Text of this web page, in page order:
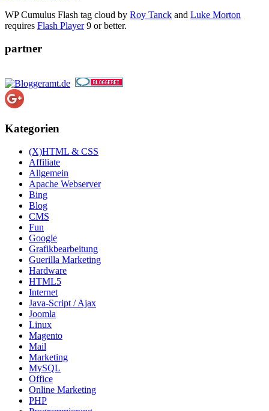
WP Cumulus Flash tag cloud by Roy Tanck and Luke Morton
requires Flash Player9 or better.
partner
Kategorien
(X)HTML & CSS
Affiliate
Allgemein
Apache Webserver
Bing
Blog
CMS
Fun
Google
Grafikbearbeitung
Guerilla Marketing
Hardware
HTML5
Internet
Java-Script / Ajax
Joomla
Linux
Magento
Mail
Marketing
MySQL
Office
Online Marketing
PHP